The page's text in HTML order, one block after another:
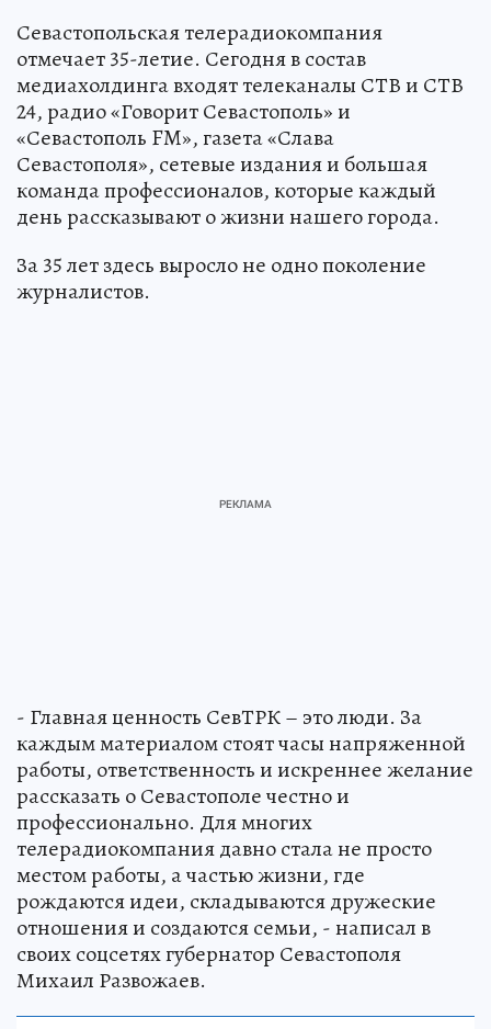
Севастопольская телерадиокомпания
отмечает 35-летие. Сегодня в состав
медиахолдинга входят телеканалы СТВ и СТВ
24, радио «Говорит Севастополь» и
«Севастополь FM», газета «Слава
Севастополя», сетевые издания и большая
команда профессионалов, которые каждый
день рассказывают о жизни нашего города.
За 35 лет здесь выросло не одно поколение
журналистов.
- Главная ценность СевТРК – это люди. За
каждым материалом стоят часы напряженной
работы, ответственность и искреннее желание
рассказать о Севастополе честно и
профессионально. Для многих
телерадиокомпания давно стала не просто
местом работы, а частью жизни, где
рождаются идеи, складываются дружеские
отношения и создаются семьи, - написал в
своих соцсетях губернатор Севастополя
Михаил Развожаев.